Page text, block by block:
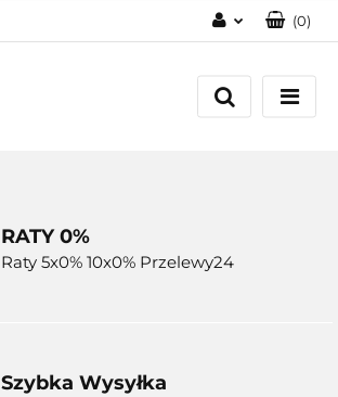
Zaloguj się
Zarejestruj się
(0)
RATY 0%
Raty 5x0% 10x0% Przelewy24
Szybka Wysyłka